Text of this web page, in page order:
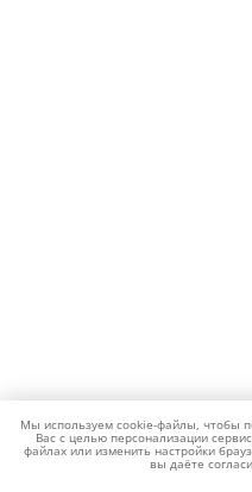
Мы используем cookie-файлы, чтобы
Вас с целью персонализации
файлах или изменить настройки
вы даёте